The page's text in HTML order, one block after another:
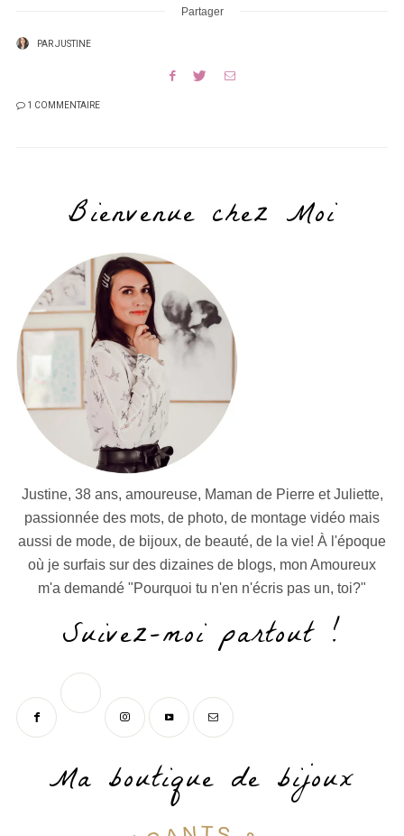
Partager
PARJUSTINE
1 COMMENTAIRE
Bienvenue chez Moi
Justine, 38 ans, amoureuse, Maman de Pierre et Juliette,
passionnée des mots, de photo, de montage vidéo mais
aussi de mode, de bijoux, de beauté, de la vie! À l'époque
où je surfais sur des dizaines de blogs, mon Amoureux
m'a demandé "Pourquoi tu n'en n'écris pas un, toi?"
Suivez-moi partout !
Ma boutique de bijoux